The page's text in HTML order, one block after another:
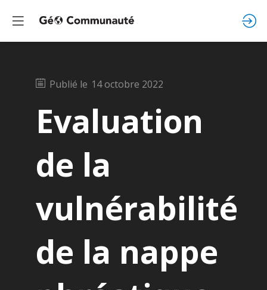
Publié le 14 octobre 2022
Evaluation
de la
vulnérabilité
de la nappe